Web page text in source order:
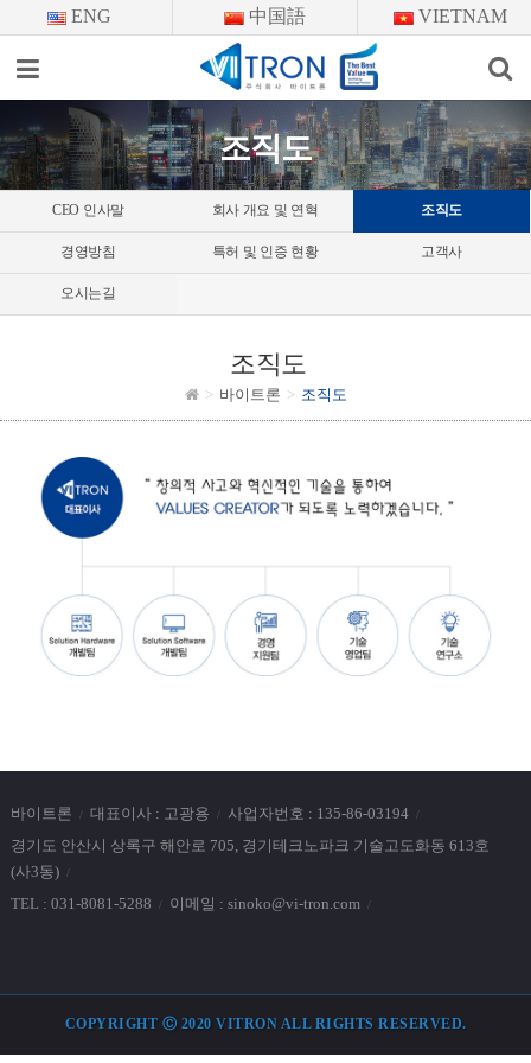
ENG 中国語 VIETNAM
이메일을
등록
시
전송됩니다.
조직도
CEO 인사말 회사 개요 및 연혁 조직도
경영방침 특허 및 인증 현황 고객사
오시는길
조직도
바이트론 조직도
바이트론 대표이사 : 고광용
사업자번호 : 135-86-03194
경기도 안산시 상록구 해안로 705, 경기테크노파크 기술고도화동 613호
(사3동)
TEL : 031-8081-5288
이메일 : sinoko@vi-tron.com
COPYRIGHT Ⓒ 2020 VITRON ALL RIGHTS RESERVED.